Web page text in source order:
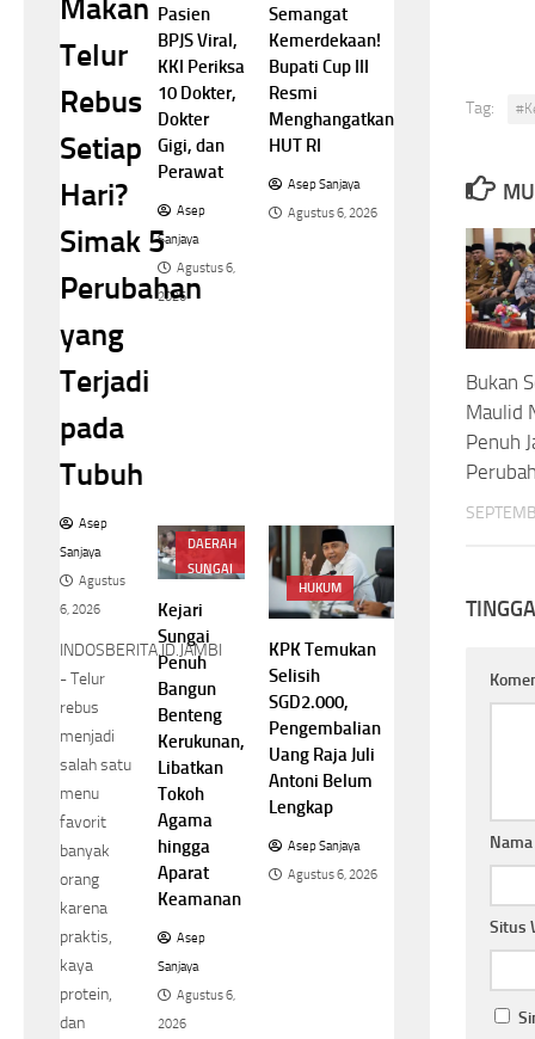
Tag:
Bukan
Maulid
Penuh
Nama
Situs
Makan
Telur
Rebus
Setiap
Hari?
Simak 5
Perubahan
yang
Terjadi
pada
Tubuh
Asep
Sanjaya
Agustus
6, 2026
INDOSBERITA.ID.JAMBI
- Telur
rebus
menjadi
salah satu
menu
favorit
banyak
orang
karena
praktis,
kaya
protein,
dan
Pasien
BPJS Viral,
KKI Periksa
10 Dokter,
Dokter
Gigi, dan
Perawat
Asep
Sanjaya
Agustus 6,
2026
Semangat
Kemerdekaan!
Bupati Cup III
Resmi
Menghangatkan
HUT RI
Asep Sanjaya
Agustus 6, 2026
DAERAH
SUNGAI
PENUH
Kejari
Sungai
Penuh
Bangun
Benteng
Kerukunan,
Libatkan
Tokoh
Agama
hingga
Aparat
Keamanan
Asep
Sanjaya
Agustus 6,
2026
HUKUM
KPK Temukan
Selisih
SGD2.000,
Pengembalian
Uang Raja Juli
Antoni Belum
Lengkap
Asep Sanjaya
Agustus 6, 2026